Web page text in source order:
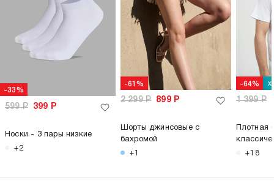
-33%
599Р 399 Р
Носки - 3 пары низкие
+2
-61%
2 299Р 899Р
Шорты джинсовые с
бахромой
+1
-64%
1 399Р
Плотная
+18